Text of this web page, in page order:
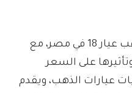
يستعرض المقال أسعار الذهب عيار 18 في مصر، مع
على السعر
عيارات الذهب، ويقدم